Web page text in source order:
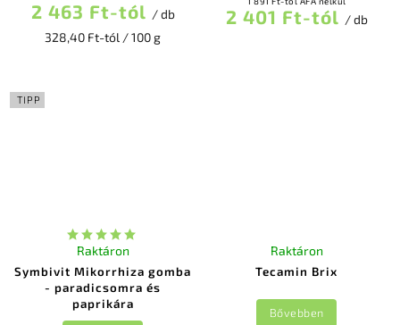
2 463 Ft-tól / db
328,40 Ft-tól / 100 g
2 401 Ft-tól / db
TIPP
Symbivit Mikorrhiza gomba
- paradicsomra és
paprikára
Raktáron
Tecamin Brix
Raktáron
Bővebben